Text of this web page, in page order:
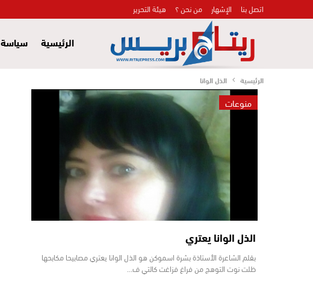
اتصل بنا الإشهار من نحن ؟ هيئة التحرير
الرئيسية سياسة
الرئيسية الذل الوانا
منوعات
الذل الوانا يعتري
بقلم الشاعرة الأستاذة بشرة اسموكن هو الذل الوانا يعتري مصابيحا مكابحها
ظلت نوت التوهج من فراغ فزاغت كالتي ف…